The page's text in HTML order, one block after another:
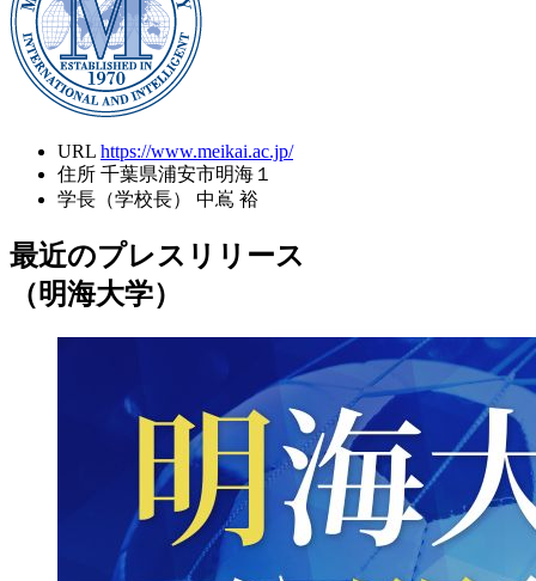
URL https://www.meikai.ac.jp/
住所 千葉県浦安市明海１
学長（学校長）
中嶌 裕
最近のプレスリリース
（明海大学）